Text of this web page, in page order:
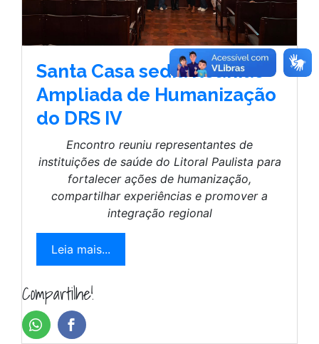
Santa Casa sedia Reunião
Ampliada de Humanização
do DRS IV
Encontro reuniu representantes de
instituições de saúde do Litoral Paulista para
fortalecer ações de humanização,
compartilhar experiências e promover a
integração regional
Leia mais...
Compartilhe!